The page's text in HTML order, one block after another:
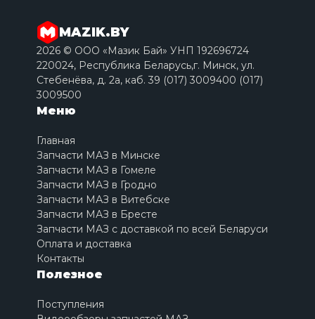
MAZIK.BY
2026 © ООО «Мазик Бай» УНП 192696724
220024, Республика Беларусь,г. Минск, ул.
Стебенёва, д. 2a, каб. 39 (017) 3009400 (017)
3009500
Меню
Главная
Запчасти МАЗ в Минске
Запчасти МАЗ в Гомеле
Запчасти МАЗ в Гродно
Запчасти МАЗ в Витебске
Запчасти МАЗ в Бресте
Запчасти МАЗ с доставкой по всей Беларуси
Оплата и доставка
Контакты
Полезное
Поступления